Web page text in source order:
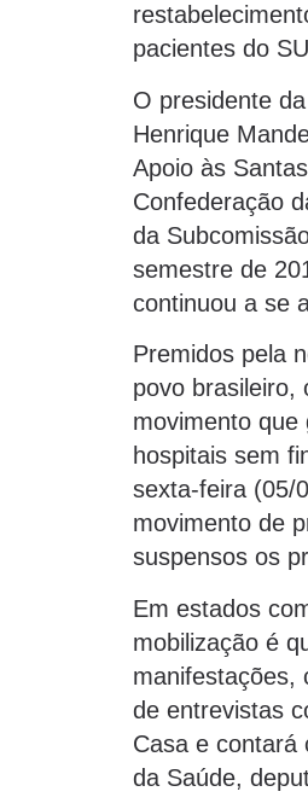
pacientes do
O presidente
Henrique
Apoio às
Confederação
da
semestre de
continuou a se
Premidos pela
povo brasileiro,
movimento que
hospitais sem
sexta-feira (05/
movimento de
suspensos os
Em estados
mobilização é
manifestações,
de entrevistas
Casa e contará
da Saúde,